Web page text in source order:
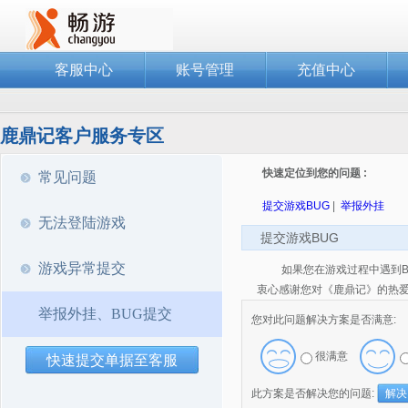
客服中心 账号管理 充值中心
鹿鼎记客户服务专区
常见问题
无法登陆游戏
游戏异常提交
举报外挂、BUG提交
快速提交单据至客服
快速定位到您的问题 :
提交游戏BUG| 举报外挂
提交游戏BUG
如果您在游戏过程中遇到
衷心感谢您对《鹿鼎记》的热
您对此问题解决方案是否满意:
很满意
此方案是否解决您的问题: 解决